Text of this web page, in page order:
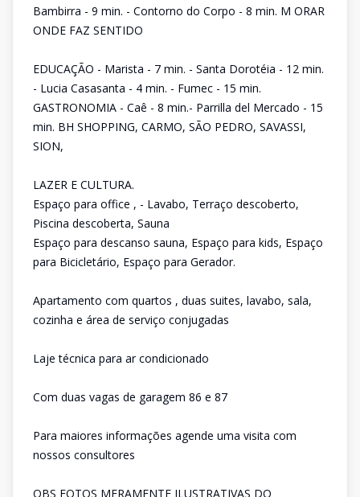
Bambirra - 9 min. - Contorno do Corpo - 8 min. M ORAR
ONDE FAZ SENTIDO
EDUCAÇÃO - Marista - 7 min. - Santa Dorotéia - 12 min.
- Lucia Casasanta - 4 min. - Fumec - 15 min.
GASTRONOMIA - Caê - 8 min.- Parrilla del Mercado - 15
min. BH SHOPPING, CARMO, SÃO PEDRO, SAVASSI,
SION,
LAZER E CULTURA.
Espaço para office , - Lavabo, Terraço descoberto,
Piscina descoberta, Sauna
Espaço para descanso sauna, Espaço para kids, Espaço
para Bicicletário, Espaço para Gerador.
Apartamento com quartos , duas suites, lavabo, sala,
cozinha e área de serviço conjugadas
Laje técnica para ar condicionado
Com duas vagas de garagem 86 e 87
Para maiores informações agende uma visita com
nossos consultores
OBS FOTOS MERAMENTE ILUSTRATIVAS DO